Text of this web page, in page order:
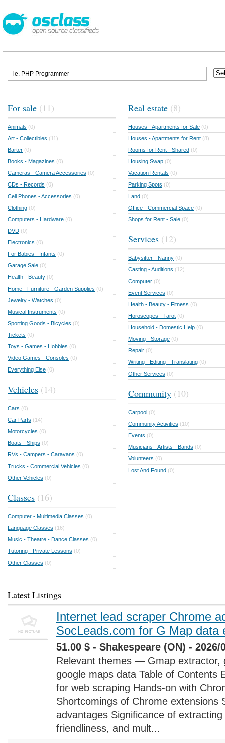
For sale (11)
Animals (0)
Art - Collectibles (11)
Barter (0)
Books - Magazines (0)
Cameras - Camera Accessories (0)
CDs - Records (0)
Cell Phones - Accessories (0)
Clothing (0)
Computers - Hardware (0)
DVD (0)
Electronics (0)
For Babies - Infants (0)
Garage Sale (0)
Health - Beauty (0)
Home - Furniture - Garden Supplies (0)
Jewelry - Watches (0)
Musical Instruments (0)
Sporting Goods - Bicycles (0)
Tickets (0)
Toys - Games - Hobbies (0)
Video Games - Consoles (0)
Everything Else (0)
Vehicles (14)
Cars (0)
Car Parts (14)
Motorcycles (0)
Boats - Ships (0)
RVs - Campers - Caravans (0)
Trucks - Commercial Vehicles (0)
Other Vehicles (0)
Classes (16)
Computer - Multimedia Classes (0)
Language Classes (16)
Music - Theatre - Dance Classes (0)
Tutoring - Private Lessons (0)
Other Classes (0)
Real estate (8)
Houses - Apartments for Sale (0)
Houses - Apartments for Rent (8)
Rooms for Rent - Shared (0)
Housing Swap (0)
Vacation Rentals (0)
Parking Spots (0)
Land (0)
Office - Commercial Space (0)
Shops for Rent - Sale (0)
Services (12)
Babysitter - Nanny (0)
Casting - Auditions (12)
Computer (0)
Event Services (0)
Health - Beauty - Fitness (0)
Horoscopes - Tarot (0)
Household - Domestic Help (0)
Moving - Storage (0)
Repair (0)
Writing - Editing - Translating (0)
Other Services (0)
Community (10)
Carpool (0)
Community Activities (10)
Events (0)
Musicians - Artists - Bands (0)
Volunteers (0)
Lost And Found (0)
Latest Listings
Internet lead scraper Chrome
SocLeads.com for G Map data
51.00 $ - Shakespeare (ON) - 2026/
Relevant themes — Gmap extractor,
google maps data Table of Contents
for web scraping Hands-on with
Shortcomings of Chrome extensions
advantages Significance of
friendliness, and mult...